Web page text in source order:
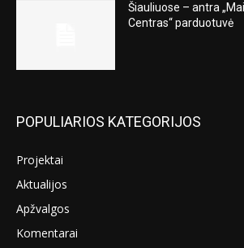
Šiauliuose – antra
Centras“ parduotuvė
POPULIARIOS KATEGORIJOS
Projektai
Aktualijos
Apžvalgos
Komentarai